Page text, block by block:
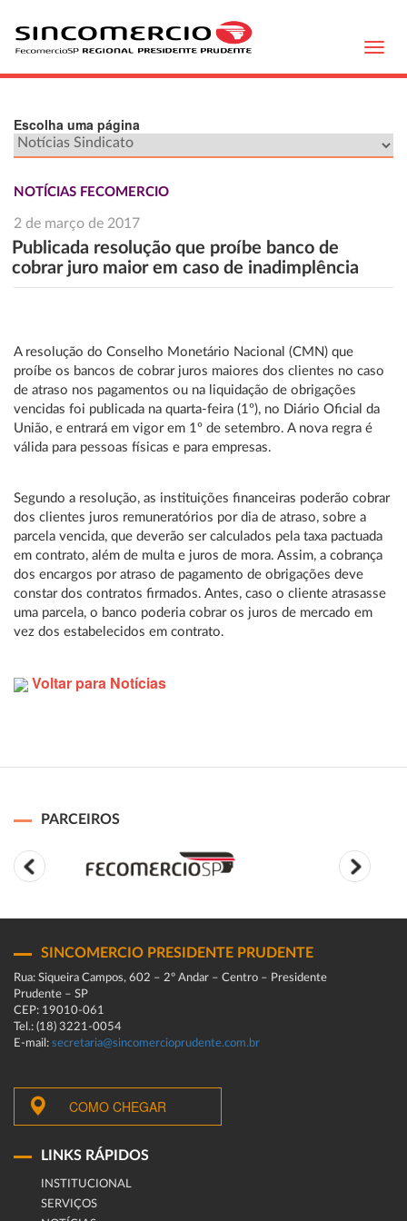
Escolha uma página
NOTÍCIAS FECOMERCIO
2 de março de 2017
Publicada resolução que proíbe banco de
cobrar juro maior em caso de inadimplência
A resolução do Conselho Monetário Nacional (CMN) que
proíbe os bancos de cobrar juros maiores dos clientes no caso
de atraso nos pagamentos ou na liquidação de obrigações
vencidas foi publicada na quarta-feira (1º), no Diário Oficial da
União, e entrará em vigor em 1º de setembro. A nova regra é
válida para pessoas físicas e para empresas.
Segundo a resolução, as instituições financeiras poderão cobrar
dos clientes juros remuneratórios por dia de atraso, sobre a
parcela vencida, que deverão ser calculados pela taxa pactuada
em contrato, além de multa e juros de mora. Assim, a cobrança
dos encargos por atraso de pagamento de obrigações deve
constar dos contratos firmados. Antes, caso o cliente atrasasse
uma parcela, o banco poderia cobrar os juros de mercado em
vez dos estabelecidos em contrato.
Voltar para Notícias
PARCEIROS
SINCOMERCIO PRESIDENTE PRUDENTE
Rua: Siqueira Campos, 602 – 2º Andar – Centro – Presidente
Prudente – SP
CEP: 19010-061
Tel.: (18) 3221-0054
E-mail: secretaria@sincomercioprudente.com.br
COMO CHEGAR
LINKS RÁPIDOS
INSTITUCIONAL
SERVIÇOS